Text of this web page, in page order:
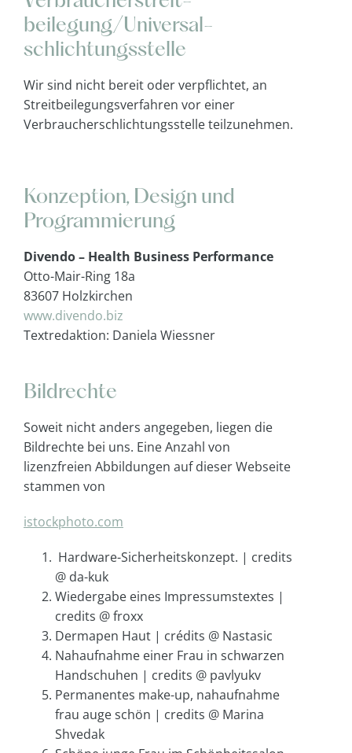
beilegung/Universal­
schlichtungs­stelle
Wir sind nicht bereit oder verpflichtet, an
Streitbeilegungsverfahren vor einer
Verbraucherschlichtungsstelle teilzunehmen.
Konzeption, Design und
Programmierung
Divendo – Health Business Performance
Otto-Mair-Ring 18a
83607 Holzkirchen
www.divendo.biz
Textredaktion: Daniela Wiessner
Bildrechte
Soweit nicht anders angegeben, liegen die
Bildrechte bei uns. Eine Anzahl von
lizenzfreien Abbildungen auf dieser Webseite
stammen von
istockphoto.com
Hardware-Sicherheitskonzept. | credits
@ da-kuk
Wiedergabe eines Impressumstextes |
credits @ froxx
Dermapen Haut | crédits @ Nastasic
Nahaufnahme einer Frau in schwarzen
Handschuhen | credits @ pavlyukv
Permanentes make-up, nahaufnahme
frau auge schön | credits @ Marina
Shvedak